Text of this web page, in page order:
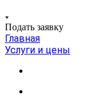
Подать заявку
Главная
Услуги и цены